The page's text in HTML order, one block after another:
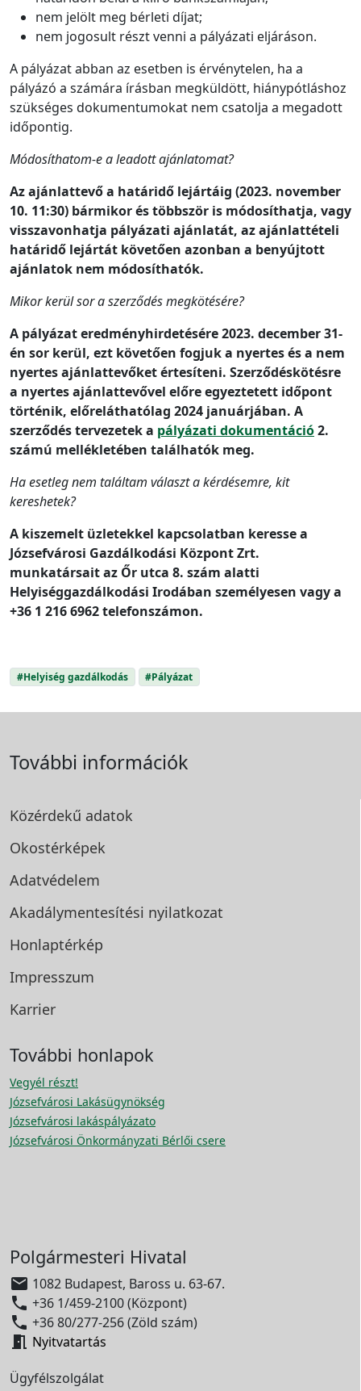
nem jelölt meg bérleti díjat;
nem jogosult részt venni a pályázati eljáráson.
A pályázat abban az esetben is érvénytelen, ha a
pályázó a számára írásban megküldött, hiánypótláshoz
szükséges dokumentumokat nem csatolja a megadott
időpontig.
Módosíthatom-e a leadott ajánlatomat?
Az ajánlattevő a határidő lejártáig (2023. november
10. 11:30) bármikor és többször is módosíthatja, vagy
visszavonhatja pályázati ajánlatát, az ajánlattételi
határidő lejártát követően azonban a benyújtott
ajánlatok nem módosíthatók.
Mikor kerül sor a szerződés megkötésére?
A pályázat eredményhirdetésére 2023. december 31-
én sor kerül, ezt követően fogjuk a nyertes és a nem
nyertes ajánlattevőket értesíteni. Szerződéskötésre
a nyertes ajánlattevővel előre egyeztetett időpont
történik, előreláthatólag 2024 januárjában. A
szerződés tervezetek a pályázati dokumentáció2.
számú mellékletében találhatók meg.
Ha esetleg nem találtam választ a kérdésemre, kit
kereshetek?
A kiszemelt üzletekkel kapcsolatban keresse a
Józsefvárosi Gazdálkodási Központ Zrt.
munkatársait az Őr utca 8. szám alatti
Helyiséggazdálkodási Irodában személyesen vagy a
+36 1 216 6962 telefonszámon.
#Helyiség gazdálkodás #Pályázat
További információk
Közérdekű adatok
Okostérképek
Adatvédelem
Akadálymentesítési nyilatkozat
Honlaptérkép
Impresszum
Karrier
További honlapok
Vegyél részt!
Józsefvárosi Lakásügynökség
Józsefvárosi lakáspályázato
Józsefvárosi Önkormányzati Bérlői csere
Polgármesteri Hivatal
 1082 Budapest, Baross u. 63-67.
 +36 1/459-2100 (Központ)
 +36 80/277-256 (Zöld szám)
 Nyitvatartás
Ügyfélszolgálat